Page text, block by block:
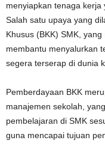
menyiapkan tenaga kerja
Salah satu upaya yang
Khusus (BKK) SMK,
membantu menyalurkan
segera terserap di dunia
Pemberdayaan BKK
manajemen sekolah,
pembelajaran di SMK
guna mencapai tujuan